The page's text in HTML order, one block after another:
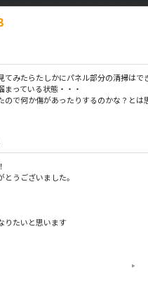
てみたらたしかにパネル部分の清掃はで
っている状態・・・
ので何か傷があったりするのかな？とは
うございました。
りたいと思います